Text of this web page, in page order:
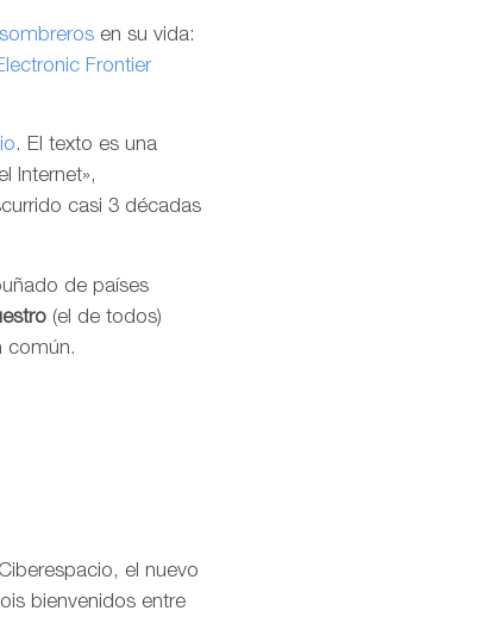
sombreros en su vida:
Frontier
. El texto es una
Internet»,
casi 3 décadas
de países
(el de todos)
común.
el nuevo
bienvenidos entre